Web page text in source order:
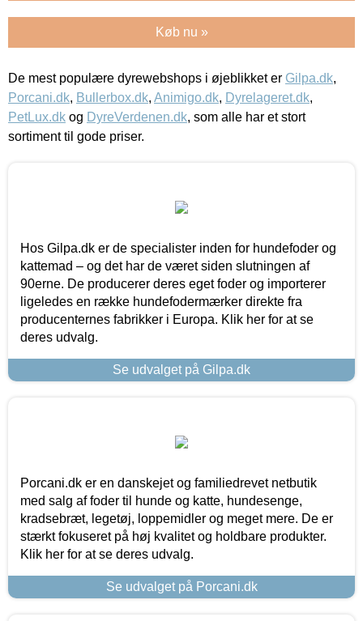
Køb nu »
De mest populære dyrewebshops i øjeblikket er Gilpa.dk,
Porcani.dk, Bullerbox.dk, Animigo.dk, Dyrelageret.dk,
PetLux.dk og DyreVerdenen.dk, som alle har et stort
sortiment til gode priser.
Hos Gilpa.dk er de specialister inden for hundefoder og
kattemad – og det har de været siden slutningen af
90erne. De producerer deres eget foder og importerer
ligeledes en række hundefodermærker direkte fra
producenternes fabrikker i Europa. Klik her for at se
deres udvalg.
Se udvalget på Gilpa.dk
Porcani.dk er en danskejet og familiedrevet netbutik
med salg af foder til hunde og katte, hundesenge,
kradsebræt, legetøj, loppemidler og meget mere. De er
stærkt fokuseret på høj kvalitet og holdbare produkter.
Klik her for at se deres udvalg.
Se udvalget på Porcani.dk